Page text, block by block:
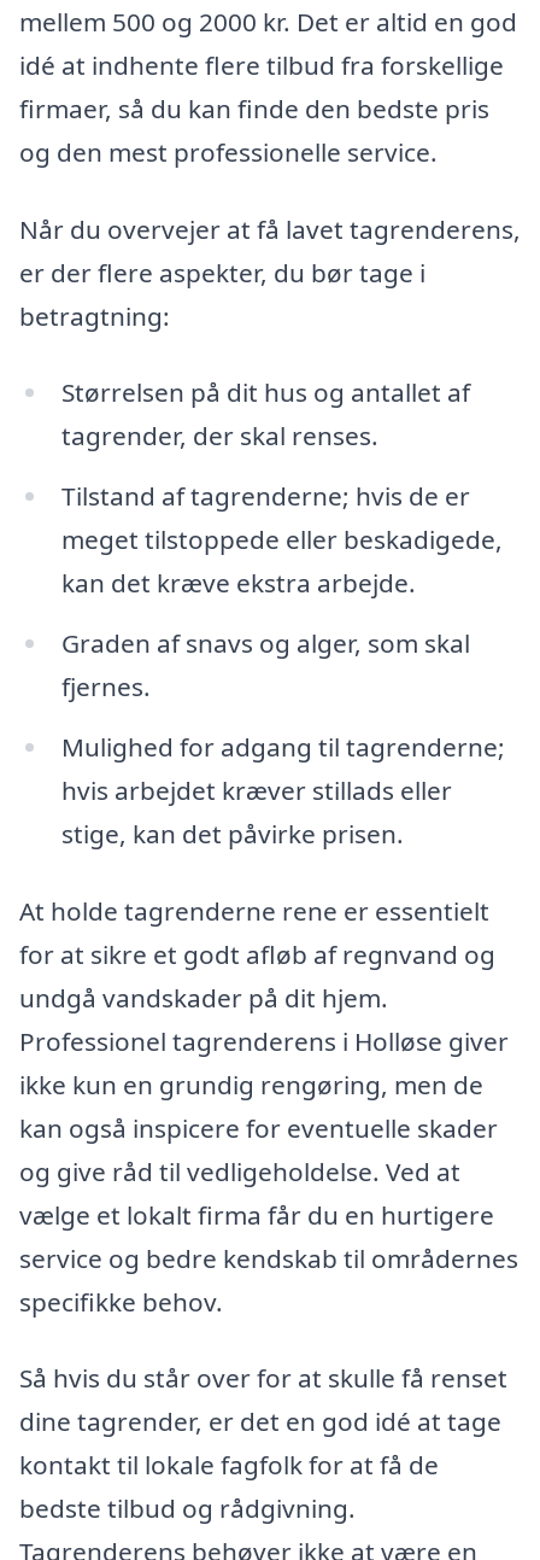
mellem 500 og 2000 kr. Det er altid en god
idé at indhente flere tilbud fra forskellige
firmaer, så du kan finde den bedste pris
og den mest professionelle service.
Når du overvejer at få lavet tagrenderens,
er der flere aspekter, du bør tage i
betragtning:
Størrelsen på dit hus og antallet af
tagrender, der skal renses.
Tilstand af tagrenderne; hvis de er
meget tilstoppede eller beskadigede,
kan det kræve ekstra arbejde.
Graden af snavs og alger, som skal
fjernes.
Mulighed for adgang til tagrenderne;
hvis arbejdet kræver stillads eller
stige, kan det påvirke prisen.
At holde tagrenderne rene er essentielt
for at sikre et godt afløb af regnvand og
undgå vandskader på dit hjem.
Professionel tagrenderens i Holløse giver
ikke kun en grundig rengøring, men de
kan også inspicere for eventuelle skader
og give råd til vedligeholdelse. Ved at
vælge et lokalt firma får du en hurtigere
service og bedre kendskab til områdernes
specifikke behov.
Så hvis du står over for at skulle få renset
dine tagrender, er det en god idé at tage
kontakt til lokale fagfolk for at få de
bedste tilbud og rådgivning.
Tagrenderens behøver ikke at være en